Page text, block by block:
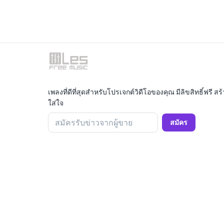
เพลงที่ดีที่สุดสำหรับโปรเจกต์วิดีโอของคุณ มีลิขสิทธิ์ฟรี ส
ใส่ใจ
สมัครรับข่าวจากผู้ขาย สมัคร